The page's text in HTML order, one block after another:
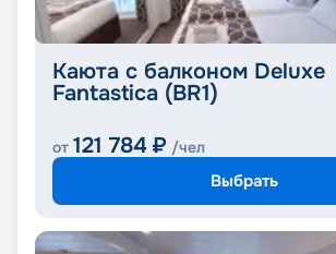
Каюта с балконом Deluxe
Fantastica (BR1)
от 121 784 ₽ /чел
Выбрать